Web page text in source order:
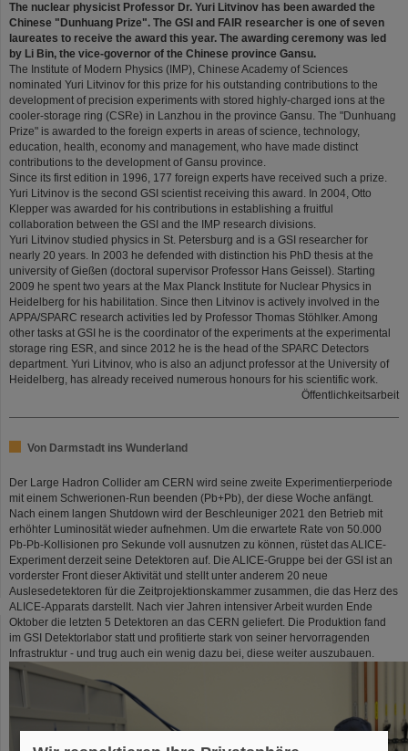
The nuclear physicist Professor Dr. Yuri Litvinov has been awarded the
Chinese "Dunhuang Prize". The GSI and FAIR researcher is one of seven
laureates to receive the award this year. The awarding ceremony was led
by Li Bin, the vice-governor of the Chinese province Gansu.
The Institute of Modern Physics (IMP), Chinese Academy of Sciences
nominated Yuri Litvinov for this prize for his outstanding contributions to the
development of precision experiments with stored highly-charged ions at the
cooler-storage ring (CSRe) in Lanzhou in the province Gansu. The "Dunhuang
Prize" is awarded to the foreign experts in areas of science, technology,
education, health, economy and management, who have made distinct
contributions to the development of Gansu province.
Since its first edition in 1996, 177 foreign experts have received such a prize.
Yuri Litvinov is the second GSI scientist receiving this award. In 2004, Otto
Klepper was awarded for his contributions in establishing a fruitful
collaboration between the GSI and the IMP research divisions.
Yuri Litvinov studied physics in St. Petersburg and is a GSI researcher for
nearly 20 years. In 2003 he defended with distinction his PhD thesis at the
university of Gießen (doctoral supervisor Professor Hans Geissel). Starting
2009 he spent two years at the Max Planck Institute for Nuclear Physics in
Heidelberg for his habilitation. Since then Litvinov is actively involved in the
APPA/SPARC research activities led by Professor Thomas Stöhlker. Among
other tasks at GSI he is the coordinator of the experiments at the experimental
storage ring ESR, and since 2012 he is the head of the SPARC Detectors
department. Yuri Litvinov, who is also an adjunct professor at the University of
Heidelberg, has already received numerous honours for his scientific work.
Öffentlichkeitsarbeit
Von Darmstadt ins Wunderland
Der Large Hadron Collider am CERN wird seine zweite Experimentierperiode
mit einem Schwerionen-Run beenden (Pb+Pb), der diese Woche anfängt.
Nach einem langen Shutdown wird der Beschleuniger 2021 den Betrieb mit
erhöhter Luminosität wieder aufnehmen. Um die erwartete Rate von 50.000
Pb-Pb-Kollisionen pro Sekunde voll ausnutzen zu können, rüstet das ALICE-
Experiment derzeit seine Detektoren auf. Die ALICE-Gruppe bei der GSI ist an
vorderster Front dieser Aktivität und stellt unter anderem 20 neue
Auslesedetektoren für die Zeitprojektionskammer zusammen, die das Herz des
ALICE-Apparats darstellt. Nach vier Jahren intensiver Arbeit wurden Ende
Oktober die letzten 5 Detektoren an das CERN geliefert. Die Produktion fand
im GSI Detektorlabor statt und profitierte stark von seiner hervorragenden
Infrastruktur - und trug auch ein wenig dazu bei, diese weiter auszubauen.